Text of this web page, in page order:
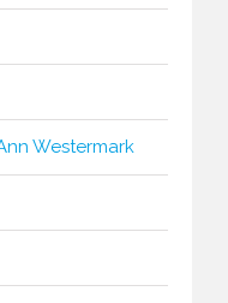
Westermark